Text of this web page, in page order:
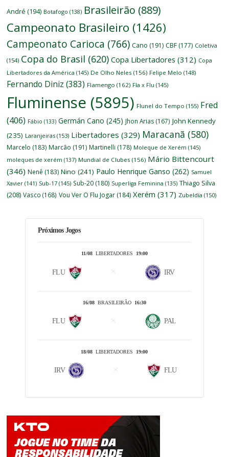
André (194) Botafogo (138) Brasileirão (889)
Campeonato Brasileiro (1426)
Campeonato Carioca (766) Cano (191) CBF (177) Coletiva
(154) Copa do Brasil (620) Copa Libertadores (312) Copa
Libertadores da América (145) De Olho Neles (156) Felipe Melo (148)
Fernando Diniz (383) Flamengo (162) Fla x Flu (145)
Fluminense (5895) Flunel do Tempo (155) Fred
(406) Fábio (133) Germán Cano (245) Jhon Arias (167) John Kennedy
(235) Laranjeiras (153) Libertadores (329) Maracanã (580)
Marcelo (183) Marcão (191) Martinelli (178) Moleque de Xerém (145)
moleques de xerém (137) Mundial de Clubes (156) Mário Bittencourt
(346) Nenê (183) Nino (241) Paulo Henrique Ganso (262) Samuel
Xavier (141) Sub-17 (145) Sub-20 (180) Superliga Feminina (135) Thiago Silva
(208) Vasco (168) Vou Ver O Flu Jogar (184) Xerém (317) Zubeldía (150)
Próximos Jogos
11/08LIBERTADORES 19:00
FLU IRV
16/08BRASILEIRÃO 16:30
FLU PAL
18/08 LIBERTADORES 19:00
IRV FLU